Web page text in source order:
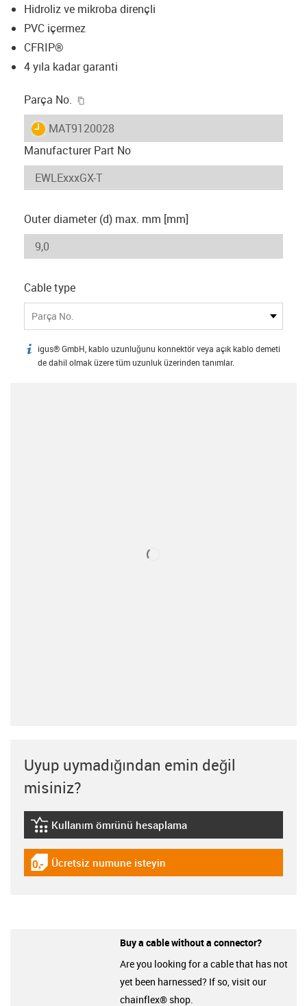
Hidroliz ve mikroba dirençli
PVC içermez
CFRIP®
4 yıla kadar garanti
Parça No.
igus-icon-lieferzeit
MAT9120028
Manufacturer Part No
Outer diameter (d) max. mm [mm]
Cable type
Parça No.
igus-icon-info
igus® GmbH, kablo uzunluğunu konnektör veya açık kablo demeti
de dahil olmak üzere tüm uzunluk üzerinden tanımlar.
Uyup uymadığından emin değil
misiniz?
igus-icon-lebensdauerrechner
Kullanım ömrünü hesaplama
igus-icon-gratismuster
Ücretsiz numune isteyin
Buy a cable without a connector?
Are you looking for a cable that has not
yet been harnessed? If so, visit our
chainflex® shop.